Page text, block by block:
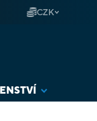
CZK